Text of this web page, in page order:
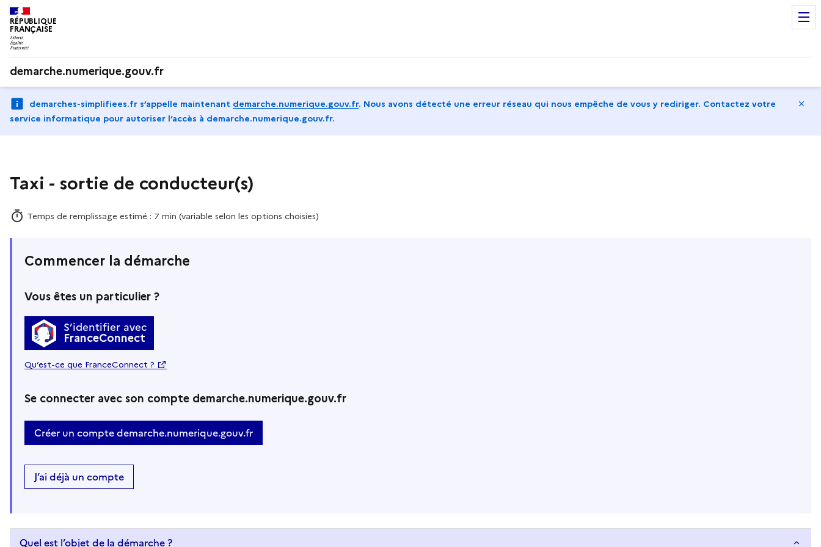
RÉPUBLIQUE
FRANÇAISE
demarche.numerique.gouv.fr
demarches-simplifiees.fr s’appelle maintenant demarche.numerique.gouv.fr. Nous avons détecté une erreur réseau qui nous empêche de vous y rediriger. Contactez votre
service informatique pour autoriser l‘accès à demarche.numerique.gouv.fr.
Taxi - sortie de conducteur(s)
Temps de remplissage estimé : 7 min (variable selon les options choisies)
Commencer la démarche
Vous êtes un particulier ?
S’identifier avec
FranceConnect
Qu’est-ce que FranceConnect ?
Se connecter avec son compte demarche.numerique.gouv.fr
Créer un compte demarche.numerique.gouv.fr
J’ai déjà un compte
Quel est l’objet de la démarche ?